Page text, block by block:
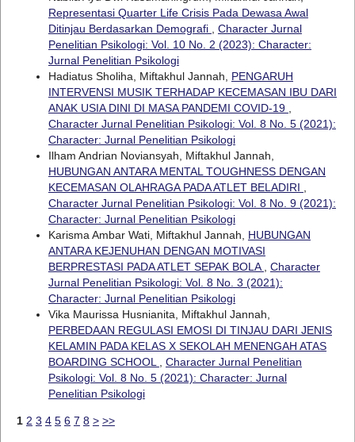
Representasi Quarter Life Crisis Pada Dewasa Awal
Ditinjau Berdasarkan Demografi
Character Jurnal
Penelitian Psikologi: Vol. 10 No. 2 (2023): Character:
Jurnal Penelitian Psikologi
Hadiatus Sholiha, Miftakhul Jannah, PENGARUH
INTERVENSI MUSIK TERHADAP KECEMASAN IBU DARI
ANAK USIA DINI DI MASA PANDEMI COVID-19
Character Jurnal Penelitian Psikologi: Vol. 8 No. 5 (2021):
Character: Jurnal Penelitian Psikologi
Ilham Andrian Noviansyah, Miftakhul Jannah,
HUBUNGAN ANTARA MENTAL TOUGHNESS DENGAN
KECEMASAN OLAHRAGA PADA ATLET BELADIRI
Character Jurnal Penelitian Psikologi: Vol. 8 No. 9 (2021):
Character: Jurnal Penelitian Psikologi
Karisma Ambar Wati, Miftakhul Jannah, HUBUNGAN
ANTARA KEJENUHAN DENGAN MOTIVASI
BERPRESTASI PADA ATLET SEPAK BOLA
Character
Jurnal Penelitian Psikologi: Vol. 8 No. 3 (2021):
Character: Jurnal Penelitian Psikologi
Vika Maurissa Husnianita, Miftakhul Jannah,
PERBEDAAN REGULASI EMOSI DI TINJAU DARI JENIS
KELAMIN PADA KELAS X SEKOLAH MENENGAH ATAS
BOARDING SCHOOL
Character Jurnal Penelitian
Psikologi: Vol. 8 No. 5 (2021): Character: Jurnal
Penelitian Psikologi
1 2 3 4 5 6 7 8 > >>